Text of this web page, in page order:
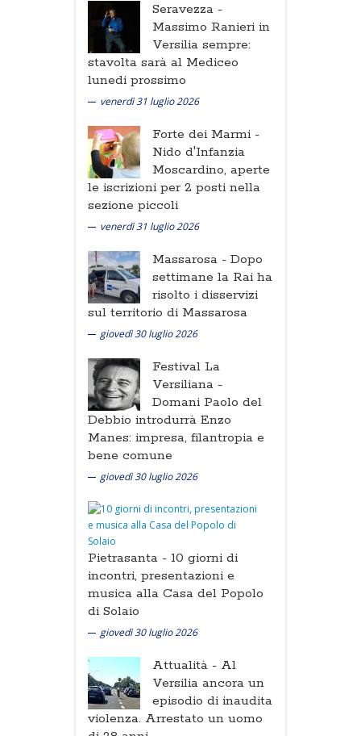
Seravezza -
Massimo Ranieri in
Versilia sempre:
stavolta sarà al Mediceo
lunedi prossimo
venerdì 31 luglio 2026
Forte dei Marmi -
Nido d'Infanzia
Moscardino, aperte
le iscrizioni per 2 posti nella
sezione piccoli
venerdì 31 luglio 2026
Massarosa - Dopo
settimane la Rai ha
risolto i disservizi
sul territorio di Massarosa
giovedì 30 luglio 2026
Festival La
Versiliana -
Domani Paolo del
Debbio introdurrà Enzo
Manes: impresa, filantropia e
bene comune
giovedì 30 luglio 2026
Pietrasanta - 10 giorni di
incontri, presentazioni e
musica alla Casa del Popolo
di Solaio
giovedì 30 luglio 2026
Attualità - Al
Versilia ancora un
episodio di inaudita
violenza. Arrestato un uomo